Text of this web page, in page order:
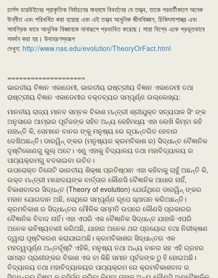
চার্লস ডারউইনের প্রাকৃতিক নির্বাচনের মাধ্যমে বিবর্তনের যে তত্ত্ব, তাকে পরবর্তীকালে অনেক
উন্নীত এবং পরিবর্ধিত করা হয়েছে এবং এই তত্ত্ব আধুনিক জীববিজ্ঞান, চিকিৎসাশাস্ত্র এবং
সামগ্রিক ভাবে আধুনিক বিজ্ঞানকে নানারূপে প্রভাবিত করেছে। সারা বিশ্বে একে প্রভূতভাবে
সমর্থন করা হয়। উদাহরণস্বরূপ
দেখুন: http://www.nas.edu/evolution/TheoryOrFact.html
====================
ଭାରତୀୟ ବିଜ୍ଞାନ ଏକାଡେମୀ, ଭାରତୀୟ ରାଷ୍ଟ୍ରୀୟ ବିଜ୍ଞାନ ଏକାଡେମୀ ତଥା
ରାଷ୍ଟ୍ରୀୟ ବିଜ୍ଞାନ ଏକାଡେମୀର ବକ୍ତବ୍ୟର ସମ୍ପୂର୍ଣ୍ଣ ଉଲ୍ଲେଖ୍ୟ:
ମାନନୀୟ ରାଜ୍ୟ ମାନବ ସମ୍ବଳ ବିକାଶ ମନ୍ତ୍ରୀ ଶ୍ରୀଯୁକ୍ତ ସତ୍ୟପାଳ ସିଂ ଙ୍କ
ଅନୁସାରେ ଆମ୍ଭର ପୂର୍ବଜଙ୍କ ସହିତ ଅନ୍ୟ କେହିମଧ୍ୟ ଏହା ଲେଖି କିମ୍ବା କହି
ନାହାନ୍ତି କି, ସେମାନେ ବାନର ଙ୍କୁ ମନୁଷ୍ୟ ରେ ରୂପାନ୍ତରିତ ହେବାର
ଦେଖିଅଛନ୍ତି। ଡାରୱିନ୍ ଙ୍କର (ମନୁଷ୍ୟର କ୍ରମବିକାଶ ର) ସିଦ୍ଧାନ୍ତ ବୈଜ୍ଞାନିକ
ଦୃଷ୍ଟିକୋଣରୁ ଭୁଲ୍ ଅଟେ। ଏଣୁ ଏହାକୁ ବିଦ୍ୟାଳୟ ତଥା ମହାବିଦ୍ୟାଳୟ ର
ପାଠ୍ୟକ୍ରମରୁ ବଦଳାଇବା ଉଚିତ।
ଉପରୋକ୍ତ ତିନୋଟି ଭାରତୀୟ ଶିକ୍ଷା ପ୍ରତିଷ୍ଠାନ ଏହା କହିବାକୁ ଚାହୁଁ ଅଛନ୍ତି କି,
ଉକ୍ତ ମନ୍ତ୍ରୀ ମହୋଦୟଙ୍କ ବାର୍ତ୍ତାର କୌଣସି ବୈଜ୍ଞାନିକ ଆଧାର ନାହିଁ,
ବିକାଶବାଦର ସିଦ୍ଧନ୍ତ (Theory of evolution) ଯେଉଁଥିରେ ଡାରୱିନ୍ ଙ୍କର
ମହାନ ଯୋଗଦାନ ଅଛି, ସେଥିରେ ସମ୍ପୂର୍ଣ୍ଣ ରୂପେ ସ୍ଥାପନ କରିଅଛନ୍ତି।
କ୍ରମବିକାଶ ର ସିଦ୍ଧାନ୍ତର ମୌଳିକ ସମ୍ମତି ଉପରେ କୌଣସି ପ୍ରକାରର
ବୈଜ୍ଞାନିକ ବିବାଦ ନାହିଁ। ଏହା ଏପରି ଏକ ବୈଜ୍ଞାନିକ ସିଦ୍ଧାନ୍ତ ଯାହାକି ଏପରି
ଅନେକ ଭବିଷ୍ୟବାଣୀ କରିଅଛି, ଯାହାର ଅନେକ ଥର ପ୍ରୟୋଗ ତଥା ନିରୀକ୍ଷଣ
ଦ୍ୱାରା ପୃଷ୍ଟିକରଣ କରାଯାଇଅଛି। କ୍ରମବିକାଶର ସିଦ୍ଧାନ୍ତର ଏକ
ମହତ୍ୱପୂର୍ଣ୍ଣ ଅନ୍ତର୍ଦୃଷ୍ଟି ଏହିକି, ମନୁଷ୍ୟ ତଥା ଅନ୍ୟ ବାନର ସହ ଏହି ଗ୍ରହର
ସମସ୍ତ ପ୍ରାଣୀଙ୍କର ବିକାଶ ଏକ ବା କିଛି ସମାନ ପୂର୍ବଜଙ୍କ ଠୁ ହି ହୋଇଅଛି।
ବିଦ୍ୟାଳୟ ତଥା ମହାବିଦ୍ୟାଳୟର ପାଠ୍ୟକ୍ରମ ରେ କ୍ରମବିକାଶବାଦ ର